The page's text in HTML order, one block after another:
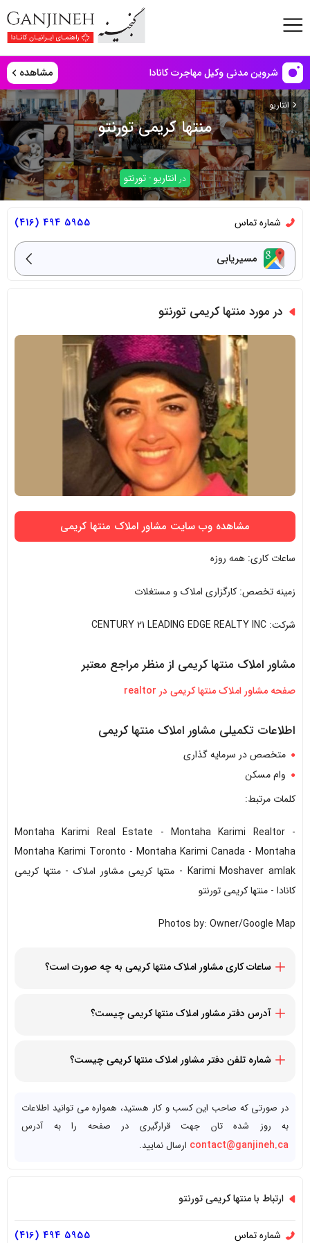
شروین مدنی وکیل مهاجرت کانادا مشاهده
انتاریو
منتها کریمی تورنتو
در انتاریو - تورنتو
شماره تماس 5955 494 (416)
مسیریابی
در مورد منتها کریمی تورنتو
مشاهده وب سایت مشاور املاک منتها کریمی
ساعات کاری: همه روزه
زمینه تخصص: کارگزاری املاک و مستغلات
شرکت: CENTURY 21 LEADING EDGE REALTY INC
مشاور املاک منتها کریمی از منظر مراجع معتبر
صفحه مشاور املاک منتها کریمی در realtor
اطلاعات تکمیلی مشاور املاک منتها کریمی
متخصص در سرمایه گذاری
وام مسکن
کلمات مرتبط:
Montaha Karimi Real Estate - Montaha Karimi Realtor -
Montaha Karimi Toronto - Montaha Karimi Canada - Montaha
Karimi Moshaver amlak - منتها کریمی مشاور املاک - منتها کریمی
کانادا - منتها کریمی تورنتو
Photos by: Owner/Google Map
ساعات کاری مشاور املاک منتها کریمی به چه صورت است؟
آدرس دفتر مشاور املاک منتها کریمی چیست؟
شماره تلفن دفتر مشاور املاک منتها کریمی چیست؟
در صورتی که صاحب این کسب و کار هستید، همواره می توانید اطلاعات
به روز شده تان جهت قرارگیری در صفحه را به آدرس
contact@ganjineh.ca ارسال نمایید.
ارتباط با منتها کریمی تورنتو
شماره تماس 5955 494 (416)